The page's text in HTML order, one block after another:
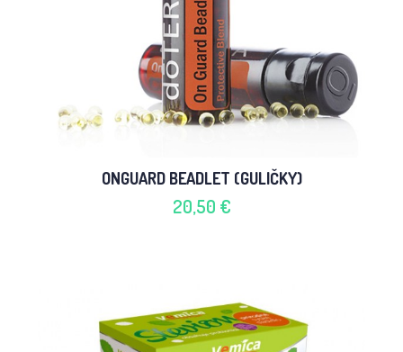
ONGUARD BEADLET (GULIČKY)
20,50 €